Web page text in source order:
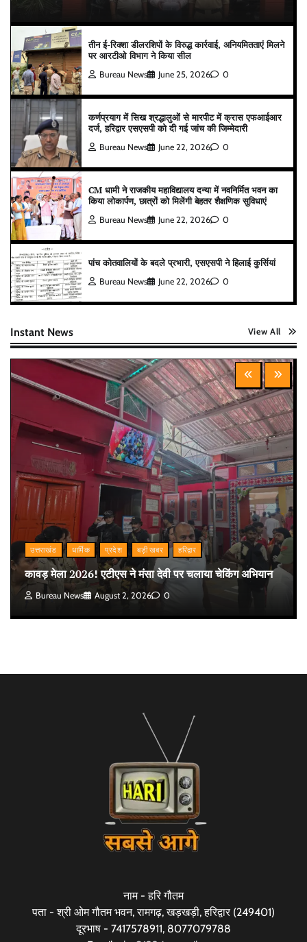
तीन ई-रिक्शा डीलरशिपों के विरुद्ध कार्रवाई, अनियमितताएं मिलने
पर आरटीओ विभाग ने किया सील
Bureau News June 25, 2026 0
कर्णप्रयाग में सिख श्रद्धालुओं से मारपीट में क्रास एफआईआर
दर्ज, हरिद्वार एसएसपी को दी गई जांच की जिम्मेदारी
Bureau News June 22, 2026 0
CM धामी ने राजकीय महाविद्यालय दन्या में नवनिर्मित भवन का
किया लोकार्पण, छात्रों को मिलेंगी बेहतर शैक्षणिक सुविधाएं
Bureau News June 22, 2026 0
पांच कोतवालियों के बदले प्रभारी, एसएसपी ने हिलाई कुर्सियां
Bureau News June 22, 2026 0
Instant News View All
उत्तराखंड धार्मिक प्रदेश बड़ी खबर हरिद्वार
कावड़ मेला 2026! एटीएस ने मंसा देवी पर चलाया चेकिंग अभियान
Bureau News August 2, 2026 0
नाम - हरि गौतम
पता - श्री ओम गौतम भवन, रामगढ़, खड़खड़ी, हरिद्वार (249401)
दूरभाष - 7417578911, 8077079788